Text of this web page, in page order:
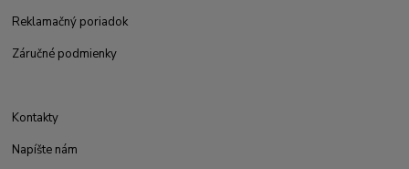
Reklamačný poriadok
Záručné podmienky
Kontakty
Napíšte nám